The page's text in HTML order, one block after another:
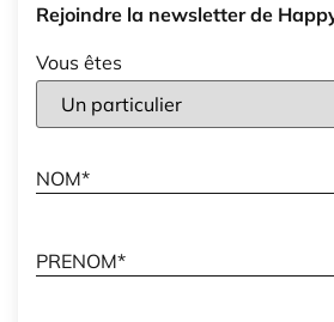
Rejoindre la newsletter de
Vous êtes